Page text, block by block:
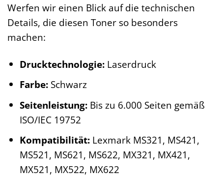
Werfen wir einen Blick auf die technischen
Details, die diesen Toner so besonders
machen:
Drucktechnologie:Laserdruck
Farbe:Schwarz
Seitenleistung:Bis zu 6.000 Seiten gemäß
ISO/IEC 19752
Kompatibilität:Lexmark MS321, MS421,
MS521, MS621, MS622, MX321, MX421,
MX521, MX522, MX622